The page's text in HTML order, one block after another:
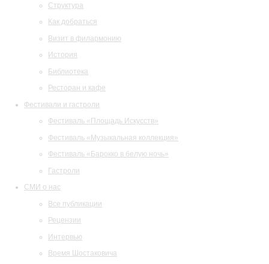
Структура
Как добраться
Визит в филармонию
История
Библиотека
Ресторан и кафе
Фестивали и гастроли
Фестиваль «Площадь Искусств»
Фестиваль «Музыкальная коллекция»
Фестиваль «Барокко в белую ночь»
Гастроли
СМИ о нас
Все публикации
Рецензии
Интервью
Время Шостаковича